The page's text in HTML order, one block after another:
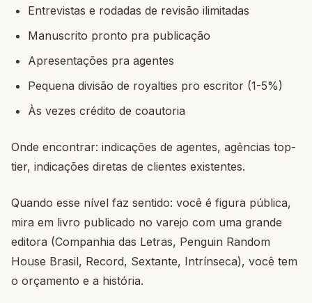
Entrevistas e rodadas de revisão ilimitadas
Manuscrito pronto pra publicação
Apresentações pra agentes
Pequena divisão de royalties pro escritor (1-5%)
Às vezes crédito de coautoria
Onde encontrar: indicações de agentes, agências top-
tier, indicações diretas de clientes existentes.
Quando esse nível faz sentido: você é figura pública,
mira em livro publicado no varejo com uma grande
editora (Companhia das Letras, Penguin Random
House Brasil, Record, Sextante, Intrínseca), você tem
o orçamento e a história.